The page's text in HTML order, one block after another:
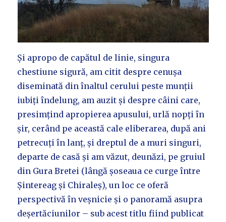
Și apropo de capătul de linie, singura
chestiune sigură, am citit despre cenușa
diseminată din înaltul cerului peste munții
iubiți îndelung, am auzit și despre câini care,
presimțind apropierea apusului, urlă nopți în
șir, cerând pe această cale eliberarea, după ani
petrecuți în lanț, și dreptul de a muri singuri,
departe de casă și am văzut, deunăzi, pe gruiul
din Gura Bretei (lângă șoseaua ce curge între
Șintereag și Chiraleș), un loc ce oferă
perspectivă în veșnicie și o panoramă asupra
deșertăciunilor – sub acest titlu fiind publicat